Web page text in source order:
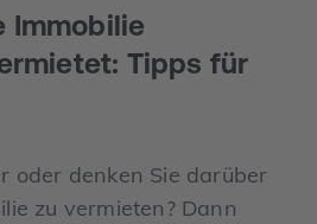
Immobilie
Tipps für
oder denken Sie darüber
zu vermieten? Dann